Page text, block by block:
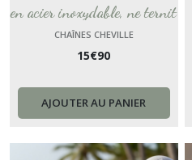
en acier inoxydable, ne ternit
pas, bracelet de cheville
personnalisé et sur mesure
CHAÎNES CHEVILLE
15€90
AJOUTER AU PANIER